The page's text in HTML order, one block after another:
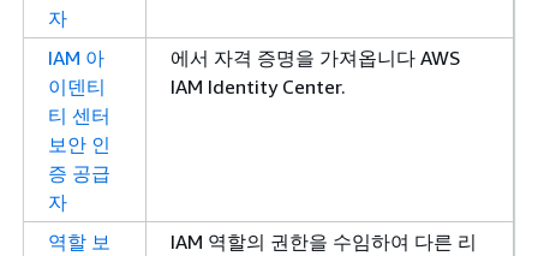
자
IAM 아
이덴티
티 센터
보안 인
증 공급
자
에서 자격 증명을 가져옵니다 AWS
IAM Identity Center.
역할 보
IAM 역할의 권한을 수임하여 다른 리